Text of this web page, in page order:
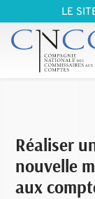
LE
Réaliser
nouvelle
aux